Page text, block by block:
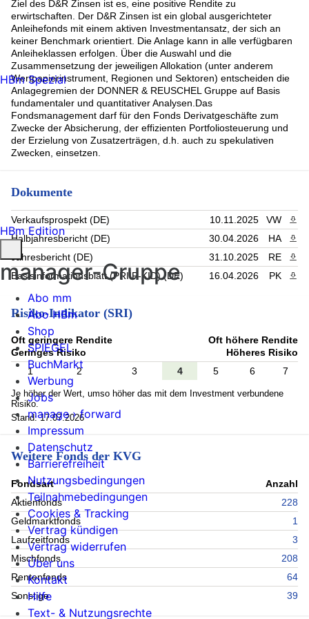
Republic of Poland Governmen 4.25% 14-02-2043 (1.32%)
UNITED MEXICA 1.125% 17Jan30 (1.21%)
BP CAPITAL PL VAR PERP (1.03%)
SPANISH GOVT 3.25% 24-30/04/2034 (1.03%)
Iberdrola International B.V. EO-FLR Notes 2020(20/Und.)
(1.02%)
Rest (26.13%)
Ziel des D&R Zinsen ist es, eine positive Rendite zu
erwirtschaften. Der D&R Zinsen ist ein global ausgerichteter
Anleihefonds mit einem aktiven Investmentansatz, der sich an
keiner Benchmark orientiert. Die Anlage kann in alle verfügbaren
Anleiheklassen erfolgen. Über die Auswahl und die
Zusammensetzung der jeweiligen Allokation (unter anderem
Wertpapierinstrument, Regionen und Sektoren) entscheiden die
Anlagegremien der DONNER & REUSCHEL Gruppe auf Basis
fundamentaler und quantitativer Analysen.Das
Fondsmanagement darf für den Fonds Derivatgeschäfte zum
Zwecke der Absicherung, der effizienten Portfoliosteuerung und
der Erzielung von Zusatzerträgen, d.h. auch zu spekulativen
Zwecken, einsetzen.
Dokumente
Verkaufsprospekt (DE) 10.11.2025 VW
Halbjahresbericht (DE)
30.04.2026 HA
Jahresbericht (DE)
31.10.2025 RE
Basisinformationsblatt (PRIIP-KID) (DE)
16.04.2026 PK
Risiko-Indikator (SRI)
Oft geringere Rendite
Geringes Risiko
Oft höhere Rendite
Höheres Risiko
1
2 3 4 5 6 7
Je höher der Wert, umso höher das mit dem Investment verbundene
Risiko.
Stand: 17.07.2026
Weitere Fonds der KVG
Fondsart
Anzahl
Aktienfonds
228
Geldmarktfonds
1
Laufzeitfonds
3
Mischfonds
208
Rentenfonds
64
Sonstige
39
HBm Spezial
HBm Edition
manager-Gruppe
Abo mm
Abo HBm
Shop
SPIEGEL
BuchMarkt
Werbung
Jobs
manage › forward
Impressum
Datenschutz
Barrierefreiheit
Nutzungsbedingungen
Teilnahmebedingungen
Cookies & Tracking
Vertrag kündigen
Vertrag widerrufen
Über uns
Kontakt
Hilfe
Text- & Nutzungsrechte